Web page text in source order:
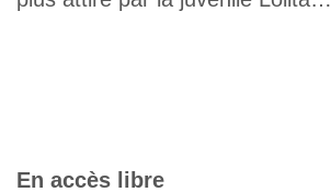
En accès libre